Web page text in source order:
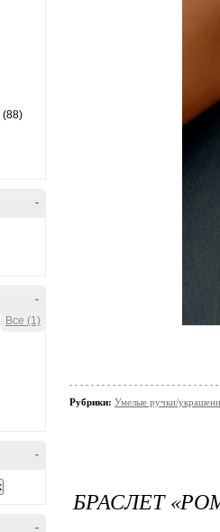
(88)
-
-
Все (1)
-
-
Рубрики: Умелые ручки/
БРАСЛЕТ